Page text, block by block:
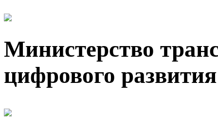
Министерство
цифрового